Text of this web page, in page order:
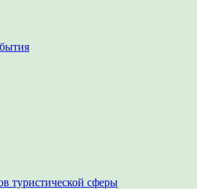
туристической сферы